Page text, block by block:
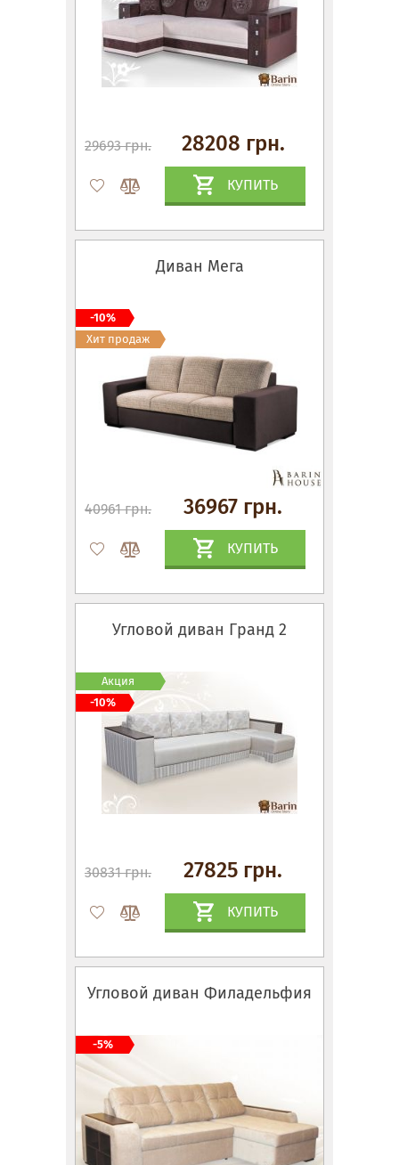
29693 грн. 28208 грн.
КУПИТЬ
Диван Мега
40961 грн. 36967 грн.
КУПИТЬ
-10%
Хит продаж
Угловой диван Гранд 2
30831 грн. 27825 грн.
КУПИТЬ
Акция
-10%
Угловой диван Филадельфия
-5%